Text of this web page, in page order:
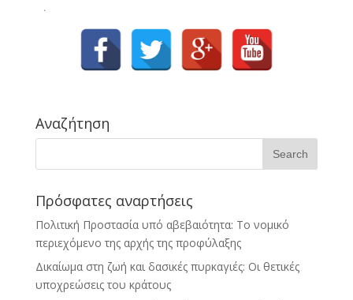
.
Αναζήτηση
Πρόσφατες αναρτήσεις
Πολιτική Προστασία υπό αβεβαιότητα: Το νομικό
περιεχόμενο της αρχής της προφύλαξης
Δικαίωμα στη ζωή και δασικές πυρκαγιές: Οι θετικές
υποχρεώσεις του κράτους